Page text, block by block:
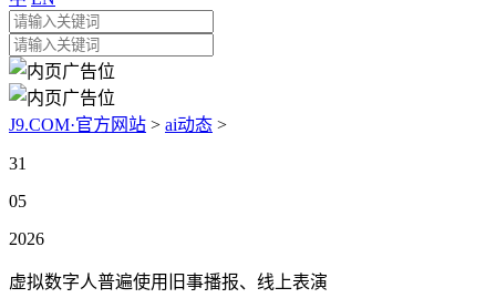
J9.COM·官方网站 > ai动态 >
31
05
2026
虚拟数字人普遍使用旧事播报、线上表演